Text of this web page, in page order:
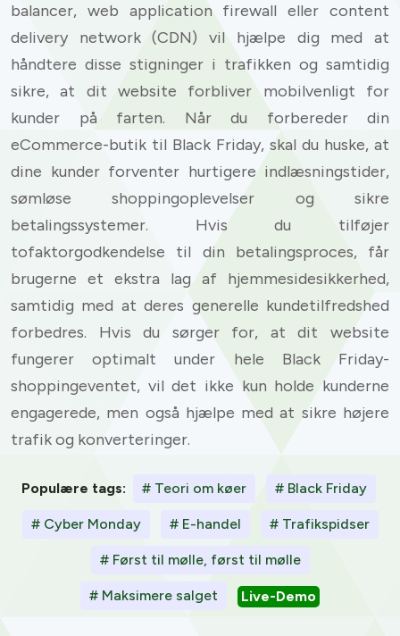
balancer, web application firewall eller content
delivery network (CDN) vil hjælpe dig med at
håndtere disse stigninger i trafikken og samtidig
sikre, at dit website forbliver mobilvenligt for
kunder på farten. Når du forbereder din
eCommerce-butik til Black Friday, skal du huske, at
dine kunder forventer hurtigere indlæsningstider,
sømløse shoppingoplevelser og sikre
betalingssystemer. Hvis du tilføjer
tofaktorgodkendelse til din betalingsproces, får
brugerne et ekstra lag af hjemmesidesikkerhed,
samtidig med at deres generelle kundetilfredshed
forbedres. Hvis du sørger for, at dit website
fungerer optimalt under hele Black Friday-
shoppingeventet, vil det ikke kun holde kunderne
engagerede, men også hjælpe med at sikre højere
trafik og konverteringer.
Populære tags: # Teori om køer # Black Friday
# Cyber Monday # E-handel # Trafikspidser
# Først til mølle, først til mølle
# Maksimere salget Live-Demo